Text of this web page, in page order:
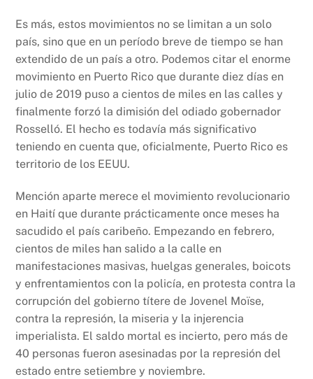
Es más, estos movimientos no se limitan a un solo
país, sino que en un período breve de tiempo se han
extendido de un país a otro. Podemos citar el enorme
movimiento en Puerto Rico que durante diez días en
julio de 2019 puso a cientos de miles en las calles y
finalmente forzó la dimisión del odiado gobernador
Rosselló. El hecho es todavía más significativo
teniendo en cuenta que, oficialmente, Puerto Rico es
territorio de los EEUU.
Mención aparte merece el movimiento revolucionario
en Haití que durante prácticamente once meses ha
sacudido el país caribeño. Empezando en febrero,
cientos de miles han salido a la calle en
manifestaciones masivas, huelgas generales, boicots
y enfrentamientos con la policía, en protesta contra la
corrupción del gobierno títere de Jovenel Moïse,
contra la represión, la miseria y la injerencia
imperialista. El saldo mortal es incierto, pero más de
40 personas fueron asesinadas por la represión del
estado entre setiembre y noviembre.